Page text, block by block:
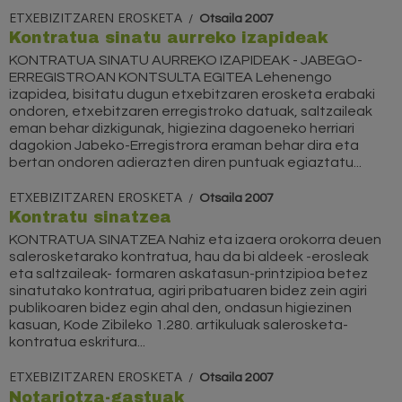
ETXEBIZITZAREN EROSKETA Otsaila 2007
Kontratua sinatu aurreko izapideak
KONTRATUA SINATU AURREKO IZAPIDEAK - JABEGO-
ERREGISTROAN KONTSULTA EGITEA Lehenengo
izapidea, bisitatu dugun etxebitzaren erosketa erabaki
ondoren, etxebitzaren erregistroko datuak, saltzaileak
eman behar dizkigunak, higiezina dagoeneko herriari
dagokion Jabeko-Erregistrora eraman behar dira eta
bertan ondoren adierazten diren puntuak egiaztatu...
ETXEBIZITZAREN EROSKETA Otsaila 2007
Kontratu sinatzea
KONTRATUA SINATZEA Nahiz eta izaera orokorra deuen
salerosketarako kontratua, hau da bi aldeek -erosleak
eta saltzaileak- formaren askatasun-printzipioa betez
sinatutako kontratua, agiri pribatuaren bidez zein agiri
publikoaren bidez egin ahal den, ondasun higiezinen
kasuan, Kode Zibileko 1.280. artikuluak salerosketa-
kontratua eskritura...
ETXEBIZITZAREN EROSKETA Otsaila 2007
Notariotza-gastuak